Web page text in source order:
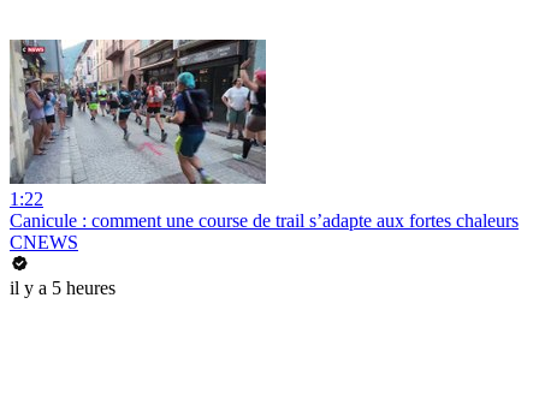
1:22
Canicule : comment une course de trail s’adapte aux fortes chaleurs
CNEWS
il y a 5 heures